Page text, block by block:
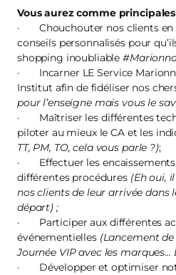
Vous aurez comme
· Chouchouter nos clients en
conseils personnalisés pour
shopping inoubliable
· Incarner LE Service
Institut afin de fidéliser nos
pour l’enseigne mais vous le
· Maîtriser les différentes
piloter au mieux le CA et les
TT, PM, TO, cela vous parle ?);
· Effectuer les
différentes procédures (Eh oui,
nos clients de leur arrivée dans
départ) ;
· Participer aux différentes
événementielles (Lancement
Journée VIP avec les marques…
· Développer et optimiser